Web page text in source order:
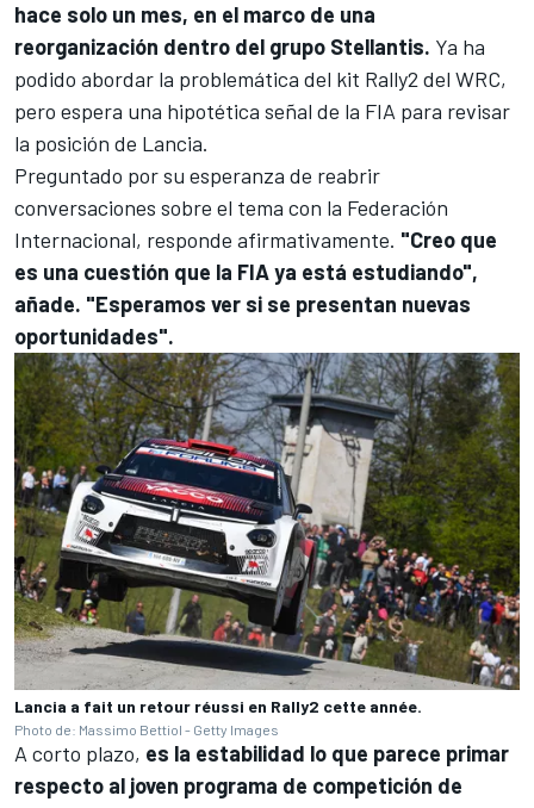
hace solo un mes, en el marco de una
reorganización dentro del grupo Stellantis. Ya ha
podido abordar la problemática del kit Rally2 del WRC,
pero espera una hipotética señal de la FIA para revisar
la posición de Lancia.
Preguntado por su esperanza de reabrir
conversaciones sobre el tema con la Federación
Internacional, responde afirmativamente. "Creo que
es una cuestión que la FIA ya está estudiando",
añade. "Esperamos ver si se presentan nuevas
oportunidades".
Lancia a fait un retour réussi en Rally2 cette année.
Photo de: Massimo Bettiol - Getty Images
A corto plazo, es la estabilidad lo que parece primar
respecto al joven programa de competición de